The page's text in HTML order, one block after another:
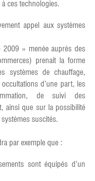
ces technologies.
appel aux systèmes
2009 » menée auprès des
prenait la forme
systèmes de chauffage,
d’une part, les
de suivi des
ainsi que sur la possibilité
suscités.
par exemple que :
sont équipés d’un